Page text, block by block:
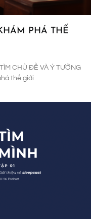
PHÁ THẾ
CHỦ ĐỀ VÀ Ý TƯỞNG
thế giới